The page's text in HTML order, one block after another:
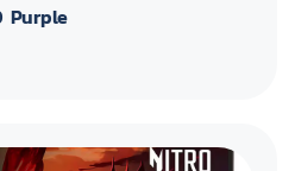
Purple